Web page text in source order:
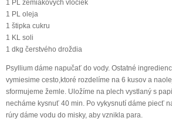
1 PL zemiakových vločiek
1 PL oleja
1 štipka cukru
1 KL soli
1 dkg čerstvého droždia
Psyllium dáme napučať do vody. Ostatné
vymiesime cesto,ktoré rozdelíme na 6 kusov a
sformujeme žemle. Uložíme na plech vystlaný s
necháme kysnuť 40 min. Po vykysnutí dáme piecť
rúry dáme vodu do misky, aby vznikla para.